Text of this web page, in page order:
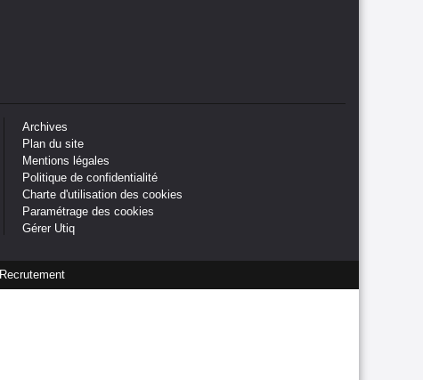
Archives
Plan du site
Mentions légales
Politique de confidentialité
Charte d'utilisation des cookies
Paramétrage des cookies
Gérer Utiq
Recrutement